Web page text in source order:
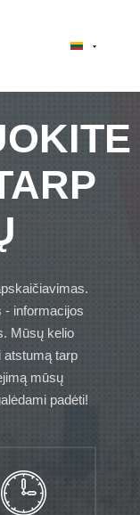
- informacijos
Mūsų kelio
atstumą tarp
mūsų
padėti!